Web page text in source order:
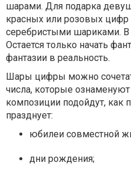
шарами. Для подарка
красных или розовых
серебристыми шариками.
Остается только начать
фантазии в реальность.
Шары цифры можно
числа, которые
композиции подойдут, как
празднует:
юбилеи совместной
дни рождения;